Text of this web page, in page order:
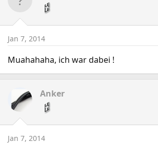
Jan 7, 2014
Muahahaha, ich war dabei !
Anker
Jan 7, 2014